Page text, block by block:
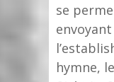
se
hymne,